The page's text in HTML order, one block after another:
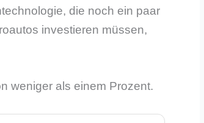
die noch ein paar
investieren müssen,
weniger als einem Prozent.